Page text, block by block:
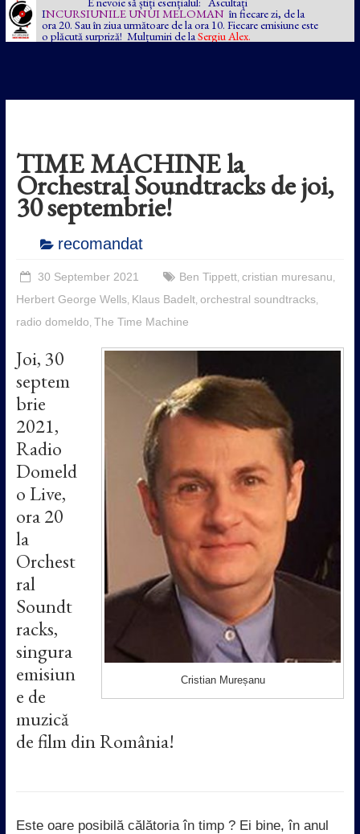
INCURSIUNILE UNUI MELOMAN în fiecare zi, de la
ora 20. Sau în ziua următoare de la ora 10. Fiecare emisiune este
o plăcută surpriză! Mulțumiri de la Sergiu Alex.
TIME MACHINE la
Orchestral Soundtracks de joi,
30 septembrie!
recomandat
30 September 2021 Ben Tippett, cristian muresanu
Herbert George Wells, Klaus Badelt, orchestral soundtracks,
radio domeldo The Time Machine
Cristian Mureșanu
Joi, 30
septem
brie
2021,
Radio
Domeld
o Live,
ora 20
la
Orchest
ral
Soundt
racks,
singura
emisiun
e de
muzică
de film din România!
Este oare posibilă călătoria în timp ? Ei bine, în anul